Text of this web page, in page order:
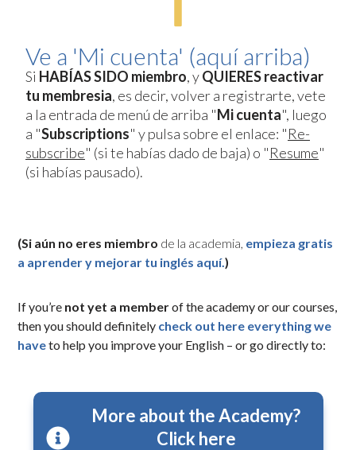
Ve a 'Mi cuenta' (aquí arriba)
Si HABÍAS SIDO miembro, yQUIERES reactivar
tu membresia, es decir, volver a registrarte, vete
a la entrada de menú de arriba "Mi cuenta", luego
a "Subscriptions" y pulsa sobre el enlace: "Re-
subscribe" (si te habías dado de baja) o "Resume"
(si habías pausado).
(Si aún no eres miembro de la academia, empieza gratis
a aprender y mejorar tu inglés aquí.)
If you’re not yet a memberof the academy or our courses,
then you should definitely check out here everything we
haveto help you improve your English – or go directly to:
More about the Academy?
Click here